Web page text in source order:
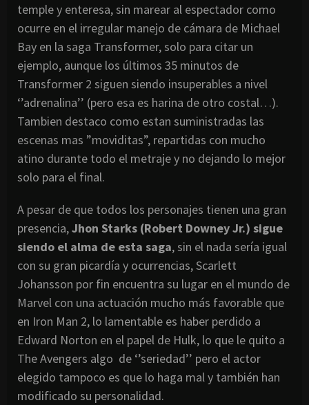
temple y enteresa, sin marear al espectador como
ocurre en el irregular manejo de cámara de Michael
Bay en la saga Transformer, solo para citar un
ejemplo, aunque los últimos 35 minutos de
Transformer 2 siguen siendo insuperables a nivel
‘’adrenalina’’ (pero esa es harina de otro costal…).
Tambien destaco como estan suministradas las
escenas mas ”moviditas”, repartidas con mucho
atino durante todo el metraje y no dejando lo mejor
solo para el final.
A pesar de que todos los personajes tienen una gran
presencia,Jhon Starks (Robert Downey Jr.) sigue
siendo el alma de esta saga, sin el nada sería igual
con su gran picardía y ocurrencias, Scarlett
Johansson por fin encuentra su lugar en el mundo de
Marvel con una actuación mucho más favorable que
en Iron Man 2, lo lamentable es haber perdido a
Edward Norton en el papel de Hulk, lo que le quito a
The Avengers algo de ‘’seriedad’’ pero el actor
elegido tampoco es que lo haga mal y también han
modificado su personalidad.